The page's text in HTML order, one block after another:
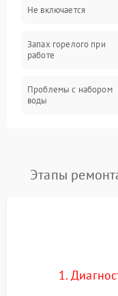
Не включается
Запах горелого при
работе
Проблемы с набором
воды
Замена платы
Этапы
1.